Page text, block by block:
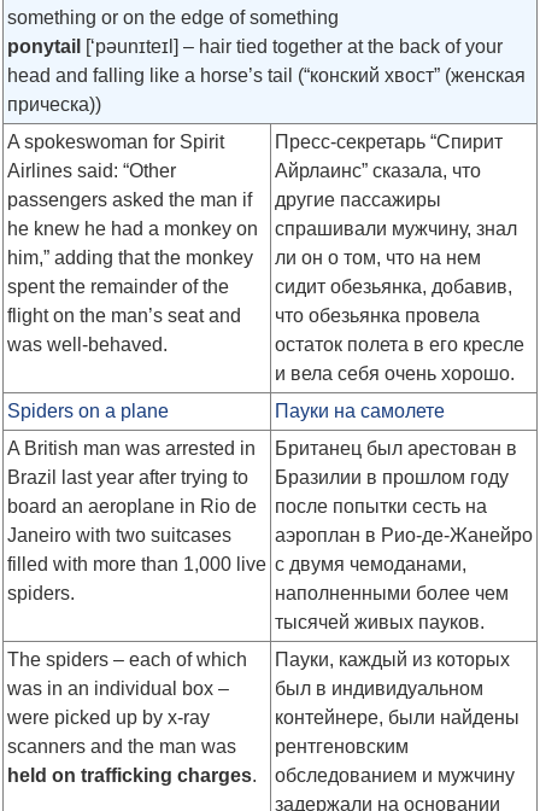
something or on the edge of something
ponytail [‘pəunɪteɪl] – hair tied together at the back of your
head and falling like a horse’s tail (“конский хвост” (женская
прическа))
A spokeswoman for Spirit
Airlines said: “Other
passengers asked the man if
he knew he had a monkey on
him,” adding that the monkey
spent the remainder of the
flight on the man’s seat and
was well-behaved.
Пресс-секретарь “Спирит
Айрлаинс” сказала, что
другие пассажиры
спрашивали мужчину, знал
ли он о том, что на нем
сидит обезьянка, добавив,
что обезьянка провела
остаток полета в его кресле
и вела себя очень хорошо.
Spiders on a plane
Пауки на самолете
A British man was arrested in
Brazil last year after trying to
board an aeroplane in Rio de
Janeiro with two suitcases
filled with more than 1,000 live
spiders.
Британец был арестован в
Бразилии в прошлом году
после попытки сесть на
аэроплан в Рио-де-Жанейро
с двумя чемоданами,
наполненными более чем
тысячей живых пауков.
The spiders – each of which
was in an individual box –
were picked up by x-ray
scanners and the man was
held on trafficking charges.
Пауки, каждый из которых
был в индивидуальном
контейнере, были найдены
рентгеновским
обследованием и мужчину
задержали на основании